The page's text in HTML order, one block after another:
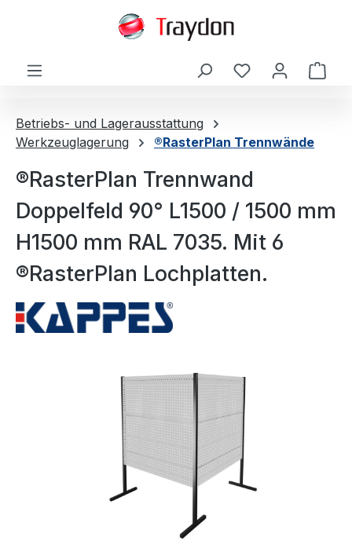
Betriebs- und Lagerausstattung
Werkzeuglagerung
®RasterPlan Trennwände
®RasterPlan Trennwand
Doppelfeld 90° L1500 / 1500 mm
H1500 mm RAL 7035. Mit 6
®RasterPlan Lochplatten.
Bildergalerie überspringen